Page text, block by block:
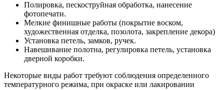
Полировка, пескоструйная обработка, нанесение
фотопечати.
Мелкие финишные работы (покрытие воском,
художественная отделка, позолота, закрепление декора)
Установка петель, замков, ручек.
Навешивание полотна, регулировка петель, установка
дверной коробки.
Некоторые виды работ требуют соблюдения определенного
температурного режима, при окраске или лакировании